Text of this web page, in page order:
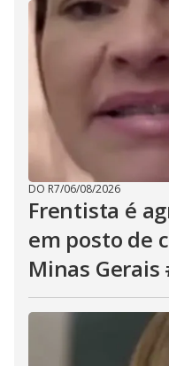
DO R7/06/08/2026
Frentista é
em posto de
Minas